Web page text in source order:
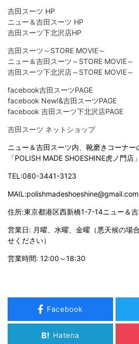
吉田スーツ HP
ニュー＆吉田スーツ HP
吉田スーツ下北沢店HP
吉田スーツ～STORE MOVIE～
ニュー＆吉田スーツ～STORE MOVIE～
吉田スーツ下北沢店～STORE MOVIE～
facebook吉田スーツPAGE
facebook New!&吉田スーツPAGE
facebook 吉田スーツ下北沢店PAGE
吉田スーツ ネットショップ
ニュー＆吉田スーツ内、靴磨きコーナー
「POLISH MADE SHOESHINE虎ノ門店」
TEL:080-3441-3123
MAIL:polishmadeshoeshine@gmail.com
住所:東京都港区西新橋1-7-14ニュー＆
営業日: 月曜、水曜、金曜（悪天候の場
せください）
営業時間: 12:00～18:30
Facebook
B! Hatena